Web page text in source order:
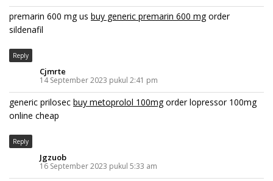
premarin 600 mg us buy generic premarin 600 mgorder
sildenafil
Reply
Cjmrte
14 September 2023 pukul 2:41 pm
generic prilosec buy metoprolol 100mgorder lopressor 100mg
online cheap
Reply
Jgzuob
16 September 2023 pukul 5:33 am